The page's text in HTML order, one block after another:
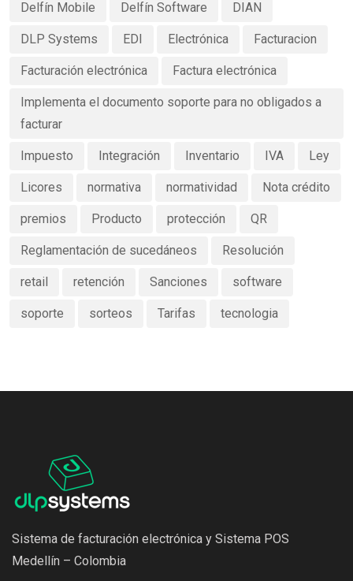
Delfín Mobile Delfín Software DIAN
DLP Systems EDI Electrónica Facturacion
Facturación electrónica Factura electrónica
Implementa el documento soporte para no obligados a
facturar
Impuesto Integración Inventario IVA Ley
Licores normativa normatividad Nota crédito
premios Producto protección QR
Reglamentación de sucedáneos Resolución
retail retención Sanciones software
soporte sorteos Tarifas tecnologia
Sistema de facturación electrónica y Sistema POS
Medellín – Colombia